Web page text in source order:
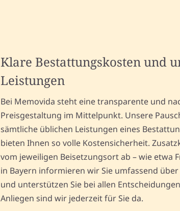
Klare Bestattungskosten und
Leistungen
Bei Memovida steht eine transparente und
Preisgestaltung im Mittelpunkt. Unsere
sämtliche üblichen Leistungen eines
bieten Ihnen so volle Kostensicherheit.
vom jeweiligen Beisetzungsort ab – wie etwa
in Bayern informieren wir Sie umfassend
und unterstützen Sie bei allen
Anliegen sind wir jederzeit für Sie da.